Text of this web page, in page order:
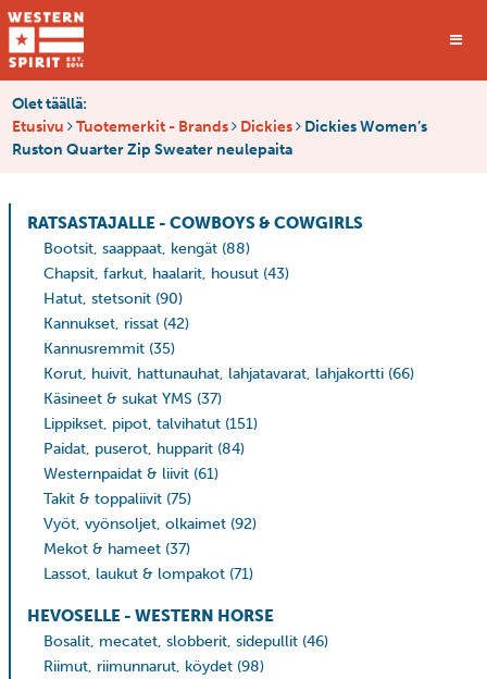
Olet täällä:
Etusivu
Tuotemerkit - Brands Dickies
Dickies Women’s
Ruston Quarter Zip Sweater neulepaita
RATSASTAJALLE - COWBOYS & COWGIRLS
Bootsit, saappaat, kengät (88)
Chapsit, farkut, haalarit, housut (43)
Hatut, stetsonit (90)
Kannukset, rissat (42)
Kannusremmit (35)
Korut, huivit, hattunauhat, lahjatavarat, lahjakortti (66)
Käsineet & sukat YMS (37)
Lippikset, pipot, talvihatut (151)
Paidat, puserot, hupparit (84)
Westernpaidat & liivit (61)
Takit & toppaliivit (75)
Vyöt, vyönsoljet, olkaimet (92)
Mekot & hameet (37)
Lassot, laukut & lompakot (71)
HEVOSELLE - WESTERN HORSE
Bosalit, mecatet, slobberit, sidepullit (46)
Riimut, riimunnarut, köydet (98)